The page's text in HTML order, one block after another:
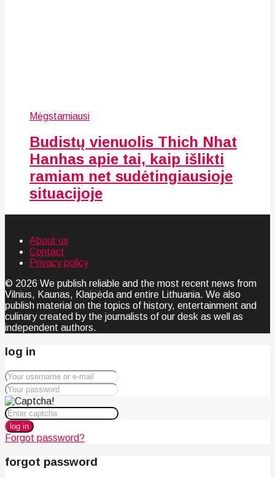
Mėgstamiausi
Budistų vienuolis Thich Nhat
Hanhas apie tai, kaip išlikti
ramiam net sudėtingiausioje
situacijoje
About us
Contact
Privacy policy
© 2026 We publish reliable and the most recent news from
Vilnius, Kaunas, Klaipėda and entire Lithuania. We also
publish material on the topics of history, entertainment and
culinary created by the journalists of our desk as well as
independent authors.
log in
log in
Forgot password?
forgot password